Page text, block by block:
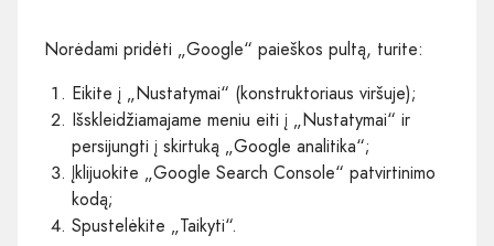
Norėdami pridėti „Google“ paieškos pultą, turite:
Eikite į „Nustatymai“ (konstruktoriaus viršuje);
Išskleidžiamajame meniu eiti į „Nustatymai“ ir
persijungti į skirtuką „Google analitika“;
Įklijuokite „Google Search Console“ patvirtinimo
kodą;
Spustelėkite „Taikyti“.